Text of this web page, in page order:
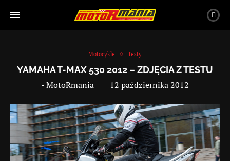
Motocykle Testy
YAMAHA T-MAX 530 2012 – ZDJĘCIA Z TESTU
-MotoRmania 12 października 2012